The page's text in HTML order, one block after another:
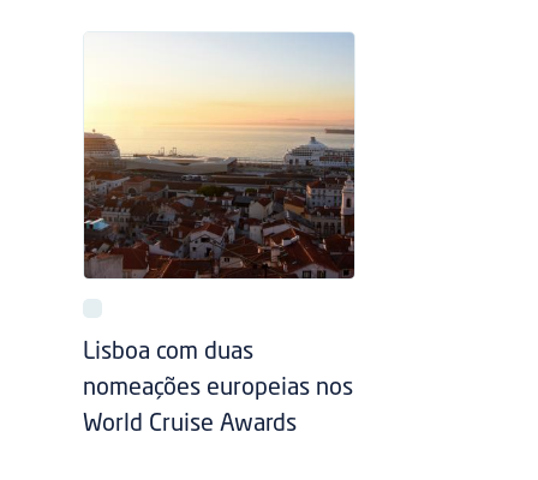
Lisboa com duas
nomeações europeias nos
World Cruise Awards